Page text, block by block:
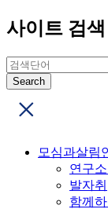
사이트 검색
모심과살림
연구
발자취
함께